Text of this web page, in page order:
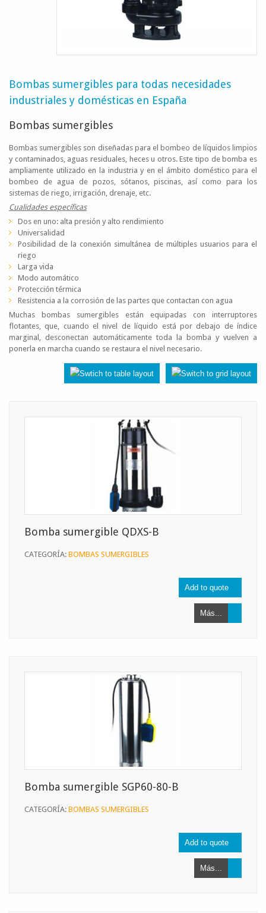
Bombas sumergibles para todas necesidades
industriales y domésticas en España
Bombas sumergibles
Bombas sumergibles son diseñadas para el bombeo de líquidos limpios
y contaminados, aguas residuales, heces u otros. Este tipo de bomba es
ampliamente utilizado en la industria y en el ámbito doméstico para el
bombeo de agua de pozos, sótanos, piscinas, así como para los
sistemas de riego, irrigación, drenaje, etc.
Cualidades específicas
Dos en uno: alta presión y alto rendimiento
Universalidad
Posibilidad de la conexión simultánea de múltiples usuarios para el
riego
Larga vida
Modo automático
Protección térmica
Resistencia a la corrosión de las partes que contactan con agua
Muchas bombas sumergibles están equipadas con interruptores
flotantes, que, cuando el nivel de líquido está por debajo de índice
marginal, desconectan automáticamente toda la bomba y vuelven a
ponerla en marcha cuando se restaura el nivel necesario.
Bomba sumergible QDXS-B
CATEGORÍA: BOMBAS SUMERGIBLES
Más...
Bomba sumergible SGP60-80-B
CATEGORÍA: BOMBAS SUMERGIBLES
Más...